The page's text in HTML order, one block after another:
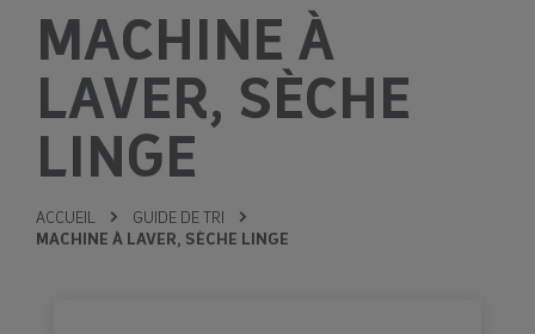
MACHINE À
LAVER, SÈCHE
LINGE
ACCUEIL
GUIDE DE TRI
MACHINE À LAVER, SÈCHE LINGE